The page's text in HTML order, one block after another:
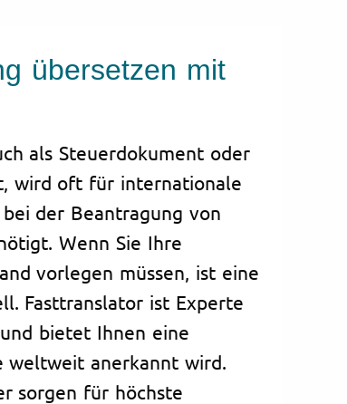
übersetzen mit
als Steuerdokument oder
wird oft für internationale
der Beantragung von
Wenn Sie Ihre
vorlegen müssen, ist eine
Fasttranslator ist Experte
bietet Ihnen eine
weltweit anerkannt wird.
sorgen für höchste